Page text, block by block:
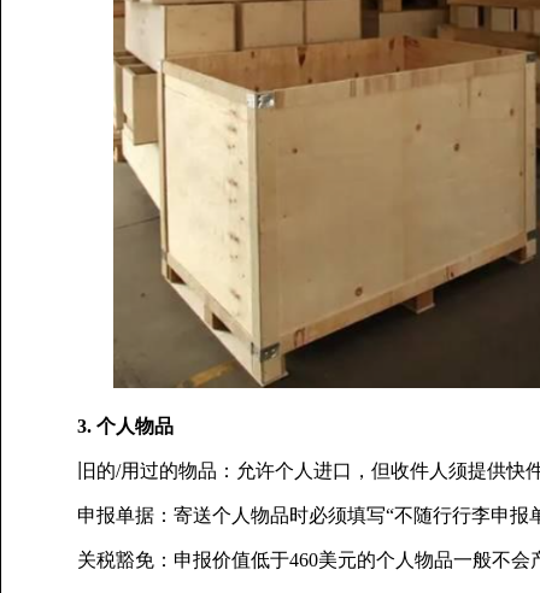
3. 个人物品
旧的/用过的物品：允许个人进口，但收件人须提供快
申报单据：寄送个人物品时必须填写“不随行行李申报
关税豁免：申报价值低于460美元的个人物品一般不会